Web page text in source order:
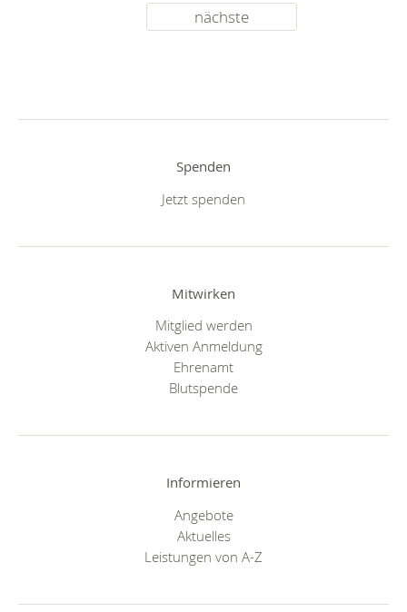
nächste
Spenden
Jetzt spenden
Mitwirken
Mitglied werden
Aktiven Anmeldung
Ehrenamt
Blutspende
Informieren
Angebote
Aktuelles
Leistungen von A-Z